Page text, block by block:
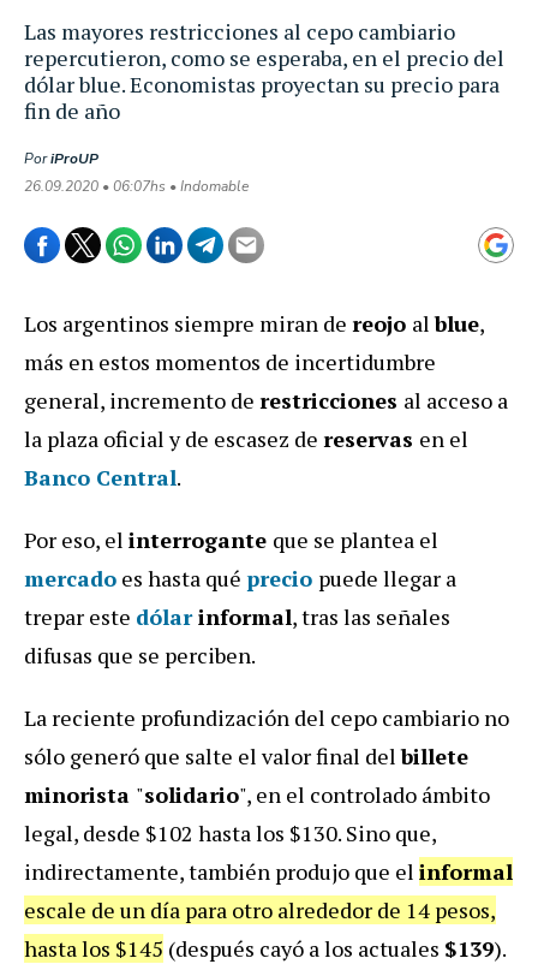
Las mayores restricciones al cepo cambiario
repercutieron, como se esperaba, en el precio del
dólar blue. Economistas proyectan su precio para
fin de año
PoriProUP
26.09.2020 • 06:07hs • Indomable
Los argentinos siempre miran de reojo alblue,
más en estos momentos de incertidumbre
general, incremento de restricciones al acceso a
la plaza oficial y de escasez de reservas en el
Banco Central.
Por eso, el interrogante que se plantea el
mercado es hasta qué precio puede llegar a
trepar este dólarinformal, tras las señales
difusas que se perciben.
La reciente profundización del cepo cambiario no
sólo generó que salte el valor final delbillete
minorista "solidario", en el controlado ámbito
legal, desde $102 hasta los $130. Sino que,
indirectamente, también produjo que el informal
escale de un día para otro alrededor de 14 pesos,
hasta los $145 (después cayó a los actuales $139).